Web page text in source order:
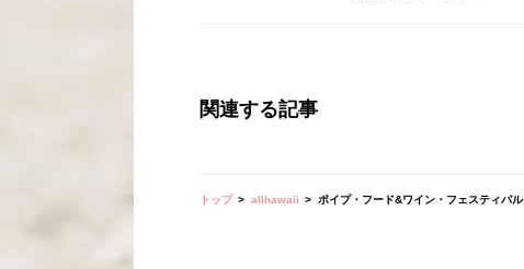
関連する記事
トップ allhawaii ポイプ・フード&ワイン・フェスティバル